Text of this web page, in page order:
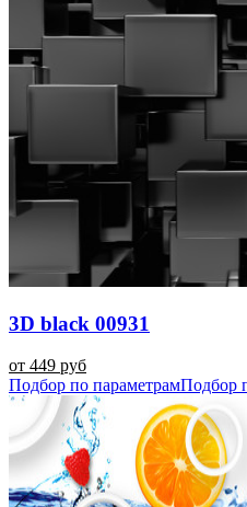
3D black 00931
от 449 руб
Подбор по параметрамПодбор